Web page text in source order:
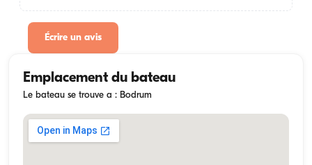
Écrire un avis
Emplacement du bateau
Le bateau se trouve a : Bodrum